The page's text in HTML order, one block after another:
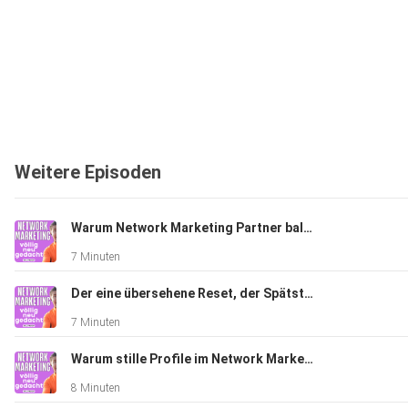
Weitere Episoden
Warum Network Marketing Partner bald wie eine Suchmaschine denken müssen
7 Minuten
Der eine übersehene Reset, der Spätstarter sichtbar macht – ohne alte Reichweite im Network Marketing
7 Minuten
Warum stille Profile im Network Marketing trotzdem Anfragen bekommen – und was wirklich dahintersteckt
8 Minuten